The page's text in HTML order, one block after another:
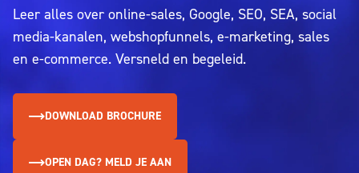
Leer alles over online-sales, Google, SEO, SEA, social
media-kanalen, webshopfunnels, e-marketing, sales
en e-commerce. Versneld en begeleid.
DOWNLOAD BROCHURE
OPEN DAG? MELD JE AAN